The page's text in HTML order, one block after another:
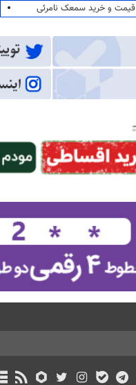
قیمت و خرید سمعک نامرئی